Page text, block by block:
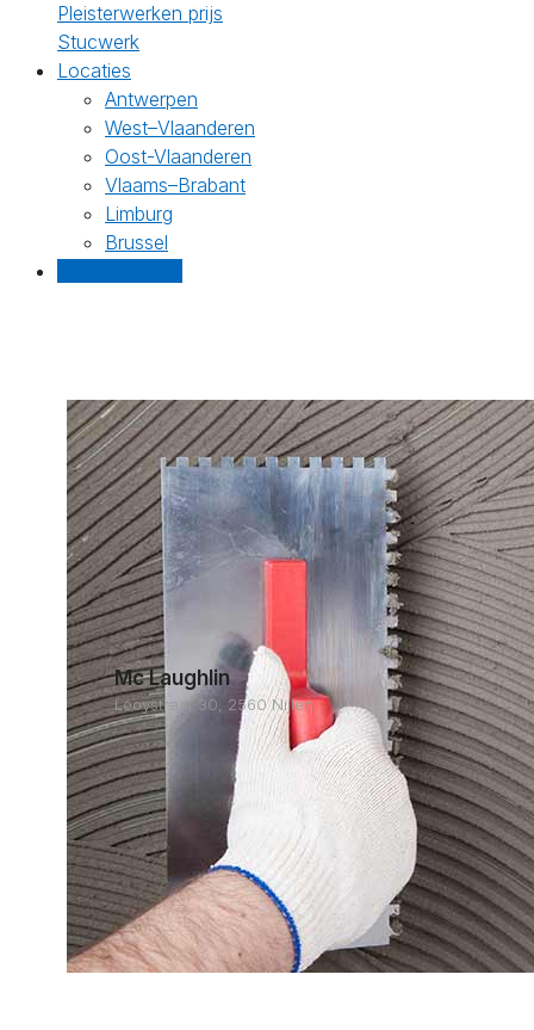
Pleisterwerken prijs
Stucwerk
Locaties
Antwerpen
West–Vlaanderen
Oost-Vlaanderen
Vlaams–Brabant
Limburg
Brussel
Mc Laughlin
Looystraat 30, 2560 Nijlen